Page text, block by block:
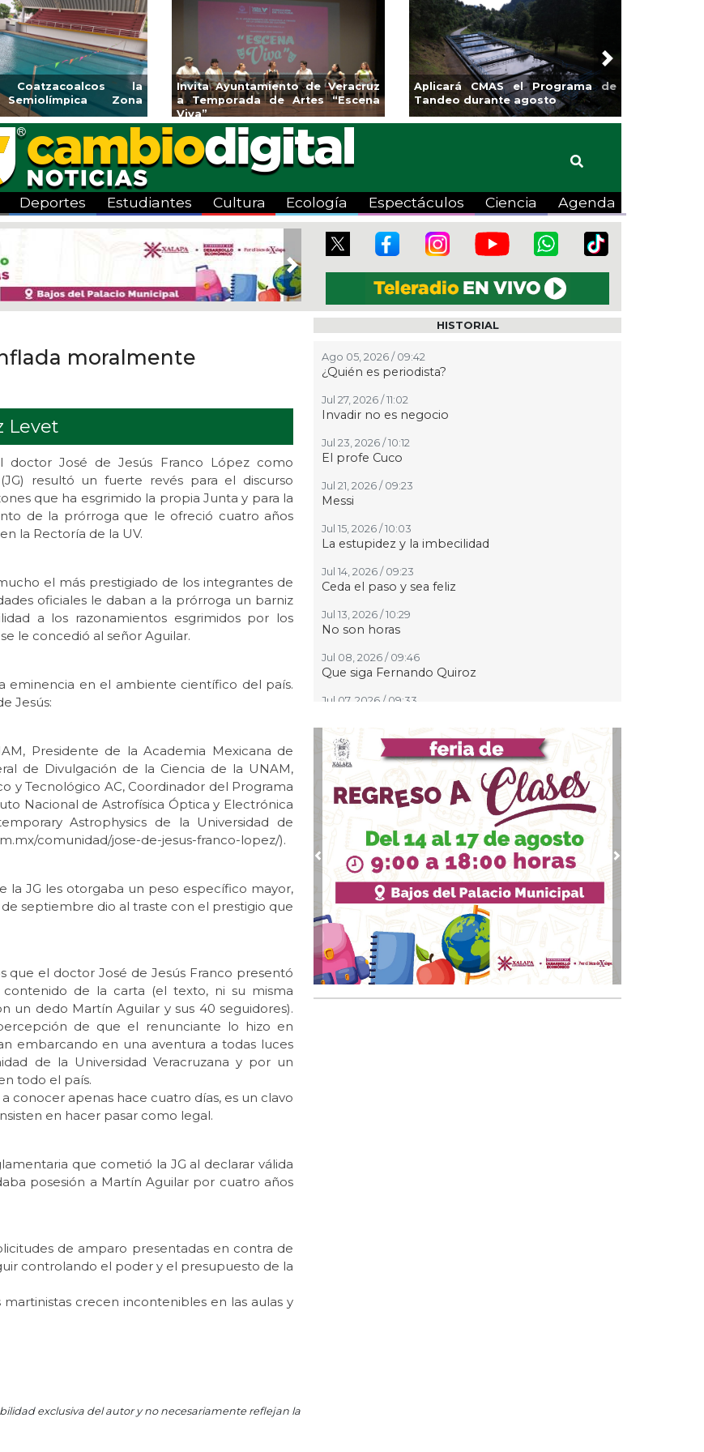
Coatzacoalcos la
Zona
Invita Ayuntamiento de Veracruz
a Temporada de Artes “Escena
Viva”
Aplicará CMAS el Programa de
Tandeo durante agosto
Next
Deportes Estudiantes Cultura Ecología Espectáculos Ciencia Agenda
Next
moralmente
Levet
José de Jesús Franco López como
resultó un fuerte revés para el discurso
que ha esgrimido la propia Junta y para la
de la prórroga que le ofreció cuatro años
la Rectoría de la UV.
el más prestigiado de los integrantes de
oficiales le daban a la prórroga un barniz
a los razonamientos esgrimidos por los
le concedió al señor Aguilar.
eminencia en el ambiente científico del país.
Jesús:
Presidente de la Academia Mexicana de
de Divulgación de la Ciencia de la UNAM,
y Tecnológico AC, Coordinador del Programa
Nacional de Astrofísica Óptica y Electrónica
Astrophysics de la Universidad de
comunidad/jose-de-jesus-franco-lopez/).
la JG les otorgaba un peso específico mayor,
septiembre dio al traste con el prestigio que
el doctor José de Jesús Franco presentó
de la carta (el texto, ni su misma
un dedo Martín Aguilar y sus 40 seguidores).
de que el renunciante lo hizo en
embarcando en una aventura a todas luces
de la Universidad Veracruzana y por un
todo el país.
conocer apenas hace cuatro días, es un clavo
en hacer pasar como legal.
que cometió la JG al declarar válida
posesión a Martín Aguilar por cuatro años
de amparo presentadas en contra de
controlando el poder y el presupuesto de la
crecen incontenibles en las aulas y
exclusiva del autor y no necesariamente reflejan la
HISTORIAL
Ago 05, 2026 / 09:42
¿Quién es periodista?
Jul 27, 2026 / 11:02
Invadir no es negocio
Jul 23, 2026 / 10:12
El profe Cuco
Jul 21, 2026 / 09:23
Messi
Jul 15, 2026 / 10:03
La estupidez y la imbecilidad
Jul 14, 2026 / 09:23
Ceda el paso y sea feliz
Jul 13, 2026 / 10:29
No son horas
Jul 08, 2026 / 09:46
Que siga Fernando Quiroz
Jul 07, 2026 / 09:33
Jul 03, 2026 / 09:38
El quinto partido
Jul 02, 2026 / 09:16
Llegar a los 74
Jul 01, 2026 / 09:33
Las piernas nacionales se han cubierto de gloria
Jun 30, 2026 / 09:28
El quinto juego
Jun 25, 2026 / 10:31
Una de cal: México va bien en el Mundial
Jun 24, 2026 / 09:53
El Papa y el arzobispo
Jun 22, 2026 / 09:24
Previous Next